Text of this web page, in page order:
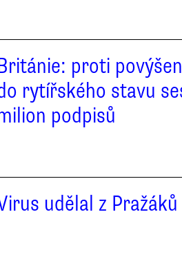
proti
rytířského stavu
podpisů
udělal z